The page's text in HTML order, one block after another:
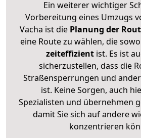
Ein weiterer wichtiger
Vorbereitung eines Umzugs
Vacha ist die Planung der
eine Route zu wählen, die
zeiteffizientist. Es ist
sicherzustellen, dass die
Straßensperrungen und
ist. Keine Sorgen, auch
Spezialisten und übernehmen
damit Sie sich auf andere
konzentrieren